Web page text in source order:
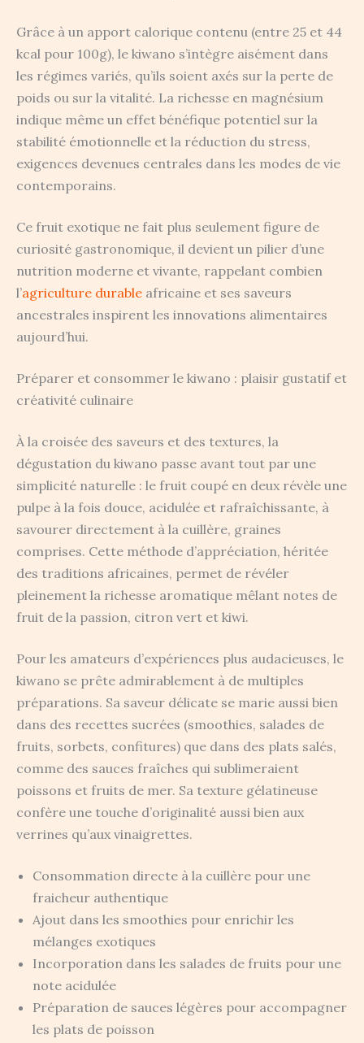
Grâce à un apport calorique contenu (entre 25 et 44
kcal pour 100g), le kiwano s’intègre aisément dans
les régimes variés, qu’ils soient axés sur la perte de
poids ou sur la vitalité. La richesse en magnésium
indique même un effet bénéfique potentiel sur la
stabilité émotionnelle et la réduction du stress,
exigences devenues centrales dans les modes de vie
contemporains.
Ce fruit exotique ne fait plus seulement figure de
curiosité gastronomique, il devient un pilier d’une
nutrition moderne et vivante, rappelant combien
l’agriculture durable africaine et ses saveurs
ancestrales inspirent les innovations alimentaires
aujourd’hui.
Préparer et consommer le kiwano : plaisir gustatif et
créativité culinaire
À la croisée des saveurs et des textures, la
dégustation du kiwano passe avant tout par une
simplicité naturelle : le fruit coupé en deux révèle une
pulpe à la fois douce, acidulée et rafraîchissante, à
savourer directement à la cuillère, graines
comprises. Cette méthode d’appréciation, héritée
des traditions africaines, permet de révéler
pleinement la richesse aromatique mêlant notes de
fruit de la passion, citron vert et kiwi.
Pour les amateurs d’expériences plus audacieuses, le
kiwano se prête admirablement à de multiples
préparations. Sa saveur délicate se marie aussi bien
dans des recettes sucrées (smoothies, salades de
fruits, sorbets, confitures) que dans des plats salés,
comme des sauces fraîches qui sublimeraient
poissons et fruits de mer. Sa texture gélatineuse
confère une touche d’originalité aussi bien aux
verrines qu’aux vinaigrettes.
Consommation directe à la cuillère pour une
fraicheur authentique
Ajout dans les smoothies pour enrichir les
mélanges exotiques
Incorporation dans les salades de fruits pour une
note acidulée
Préparation de sauces légères pour accompagner
les plats de poisson